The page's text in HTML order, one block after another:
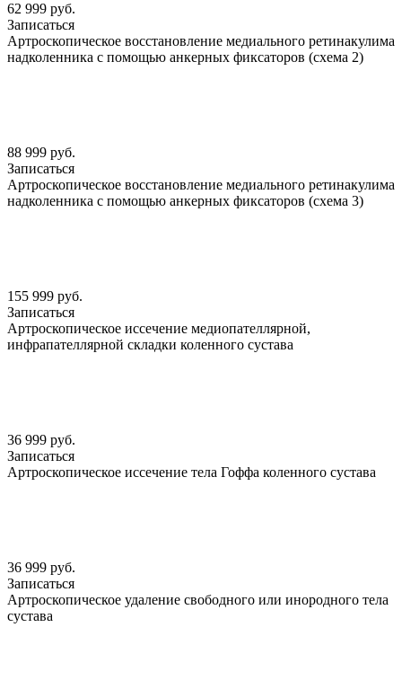
62 999 руб.
Записаться
Артроскопическое восстановление медиального ретинакулима
надколенника с помощью анкерных фиксаторов (схема 2)
88 999 руб.
Записаться
Артроскопическое восстановление медиального ретинакулима
надколенника с помощью анкерных фиксаторов (схема 3)
155 999 руб.
Записаться
Артроскопическое иссечение медиопателлярной,
инфрапателлярной складки коленного сустава
36 999 руб.
Записаться
Артроскопическое иссечение тела Гоффа коленного сустава
36 999 руб.
Записаться
Артроскопическое удаление свободного или инородного тела
сустава